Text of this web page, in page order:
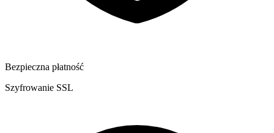
Bezpieczna płatność
Szyfrowanie SSL